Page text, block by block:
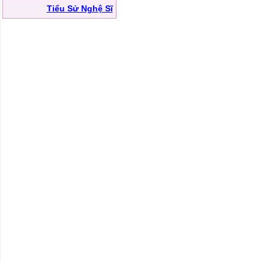
Tiểu Sử Nghệ Sĩ